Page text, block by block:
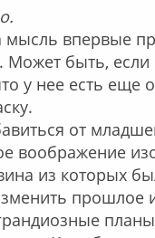
мысль впервые
Может быть,
у нее есть еще
от
воображение
из которых
прошлое